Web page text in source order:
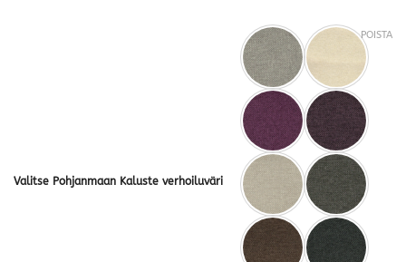
Valitse Pohjanmaan Kaluste verhoiluväri
POISTA